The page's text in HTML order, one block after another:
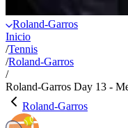
Roland-Garros
Inicio
/Tennis
/Roland-Garros
/
Roland-Garros Day 13 -
Roland-Garros